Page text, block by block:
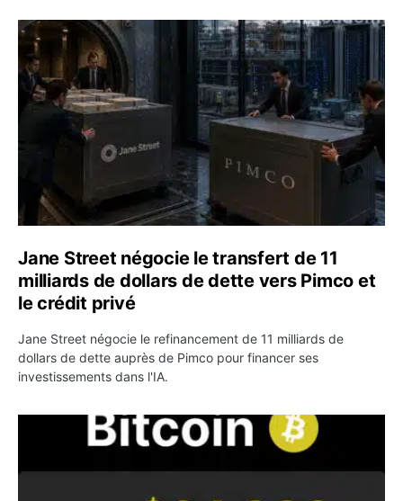
Jane Street négocie le transfert de 11 milliards de
Jane Street négocie le transfert de 11
milliards de dollars de dette vers Pimco et
le crédit privé
Jane Street négocie le refinancement de 11 milliards de
dollars de dette auprès de Pimco pour financer ses
investissements dans l'IA.
Bitcoin stagne à 64 000 dollars pendant que les